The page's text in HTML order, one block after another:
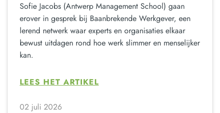
Sofie Jacobs (Antwerp Management School) gaan
erover in gesprek bij Baanbrekende Werkgever, een
lerend netwerk waar experts en organisaties elkaar
bewust uitdagen rond hoe werk slimmer en menselijker
kan.
LEES HET ARTIKEL
02 juli 2026